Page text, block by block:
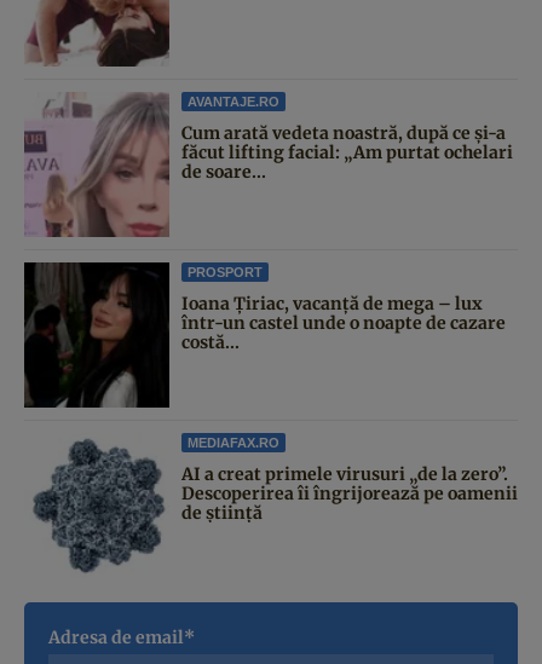
AVANTAJE.RO
Cum arată vedeta noastră, după ce și-a
făcut lifting facial: „Am purtat ochelari
de soare...
PROSPORT
Ioana Țiriac, vacanță de mega – lux
într-un castel unde o noapte de cazare
costă...
MEDIAFAX.RO
AI a creat primele virusuri „de la zero”.
Descoperirea îi îngrijorează pe oamenii
de știință
Adresa de email*